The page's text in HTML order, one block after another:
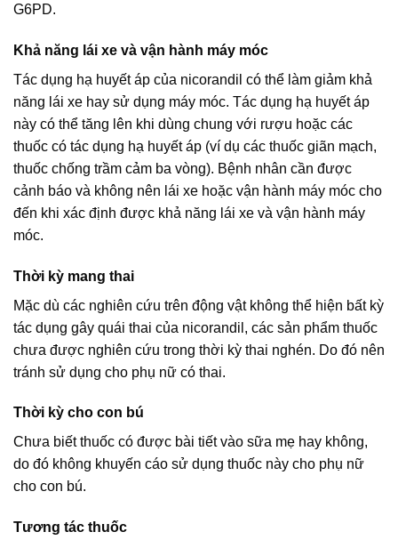
G6PD.
Khả năng lái xe và vận hành máy móc
Tác dụng hạ huyết áp của nicorandil có thể làm giảm khả
năng lái xe hay sử dụng máy móc. Tác dụng hạ huyết áp
này có thể tăng lên khi dùng chung với rượu hoặc các
thuốc có tác dụng hạ huyết áp (ví dụ các thuốc giãn mạch,
thuốc chống trầm cảm ba vòng). Bệnh nhân cần được
cảnh báo và không nên lái xe hoặc vận hành máy móc cho
đến khi xác định được khả năng lái xe và vận hành máy
móc.
Thời kỳ mang thai
Mặc dù các nghiên cứu trên động vật không thể hiện bất kỳ
tác dụng gây quái thai của nicorandil, các sản phẩm thuốc
chưa được nghiên cứu trong thời kỳ thai nghén. Do đó nên
tránh sử dụng cho phụ nữ có thai.
Thời kỳ cho con bú
Chưa biết thuốc có được bài tiết vào sữa mẹ hay không,
do đó không khuyến cáo sử dụng thuốc này cho phụ nữ
cho con bú.
Tương tác thuốc